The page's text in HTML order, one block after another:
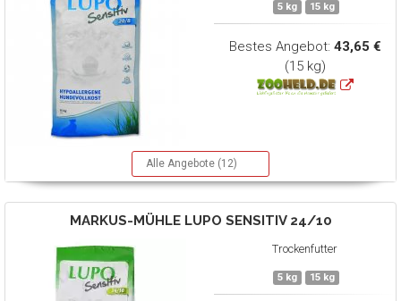
5 kg 15 kg
Bestes Angebot: 43,65 €
(15 kg)
Alle Angebote (12)
MARKUS-MÜHLELUPO SENSITIV 24/10
Trockenfutter
5 kg 15 kg